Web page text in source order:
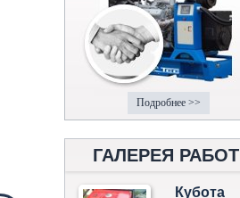
Подробнее >>
ГАЛЕРЕЯ РАБОТ
Кубота